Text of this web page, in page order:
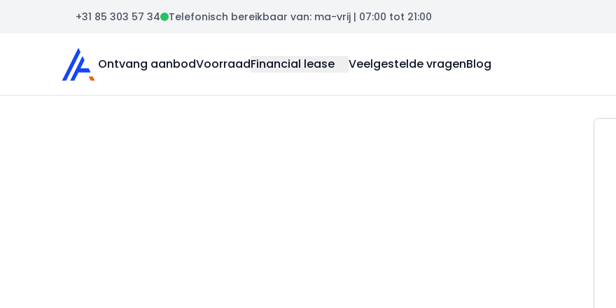
+31 85 303 57 34 Telefonisch bereikbaar van: ma-vrij | 07:00 tot 21:00
Auto Atlas
Ontvang aanbodVoorraadFinancial lease Veelgestelde vragenBlog